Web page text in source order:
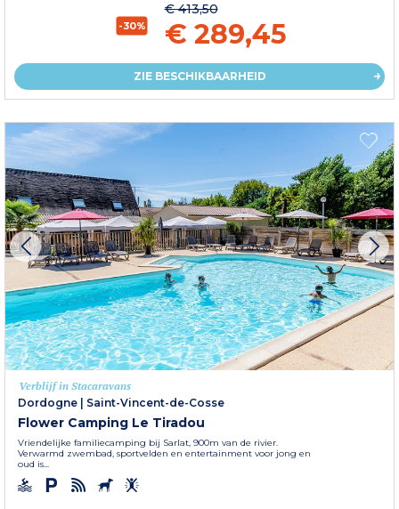
-30%
€ 413,50
€ 289,45
ZIE BESCHIKBAARHEID
Verblijf in Stacaravans
Dordogne
Saint-Vincent-de-Cosse
Flower Camping Le Tiradou
Vriendelijke familiecamping bij Sarlat, 900m van de rivier.
Verwarmd zwembad, sportvelden en entertainment voor jong en
oud is...